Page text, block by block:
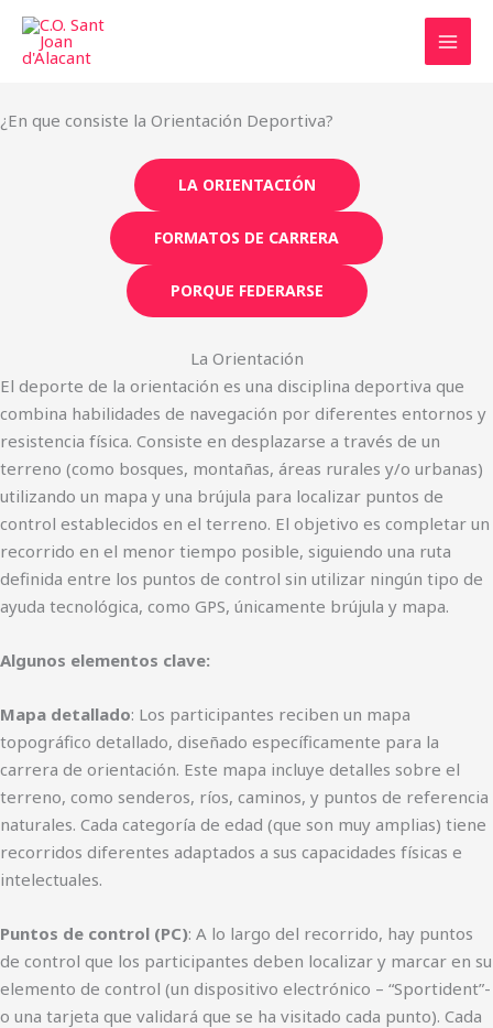
contenido
¿En que consiste la Orientación Deportiva?
LA ORIENTACIÓN
FORMATOS DE CARRERA
PORQUE FEDERARSE
La Orientación
El deporte de la orientación es una disciplina deportiva que
combina habilidades de navegación por diferentes entornos y
resistencia física. Consiste en desplazarse a través de un
terreno (como bosques, montañas, áreas rurales y/o urbanas)
utilizando un mapa y una brújula para localizar puntos de
control establecidos en el terreno. El objetivo es completar un
recorrido en el menor tiempo posible, siguiendo una ruta
definida entre los puntos de control sin utilizar ningún tipo de
ayuda tecnológica, como GPS, únicamente brújula y mapa.
Algunos elementos clave:
Mapa detallado: Los participantes reciben un mapa
topográfico detallado, diseñado específicamente para la
carrera de orientación. Este mapa incluye detalles sobre el
terreno, como senderos, ríos, caminos, y puntos de referencia
naturales. Cada categoría de edad (que son muy amplias) tiene
recorridos diferentes adaptados a sus capacidades físicas e
intelectuales.
Puntos de control (PC): A lo largo del recorrido, hay puntos
de control que los participantes deben localizar y marcar en su
elemento de control (un dispositivo electrónico – “Sportident”-
o una tarjeta que validará que se ha visitado cada punto). Cada